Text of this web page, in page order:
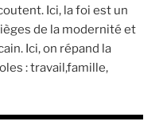
Ici, la foi est un
de la modernité et
Ici, on répand la
: travail,famille,